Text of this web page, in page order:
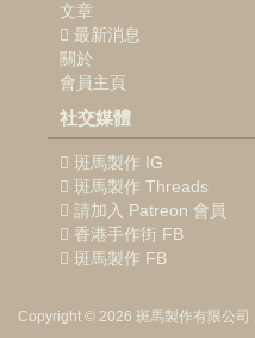
文章
最新消息
關於
會員主頁
社交媒體
斑馬製作 IG
斑馬製作 Threads
請加入 Patreon 會員
香港手作街 FB
斑馬製作 FB
Copyright © 2026 斑馬製作有限公司